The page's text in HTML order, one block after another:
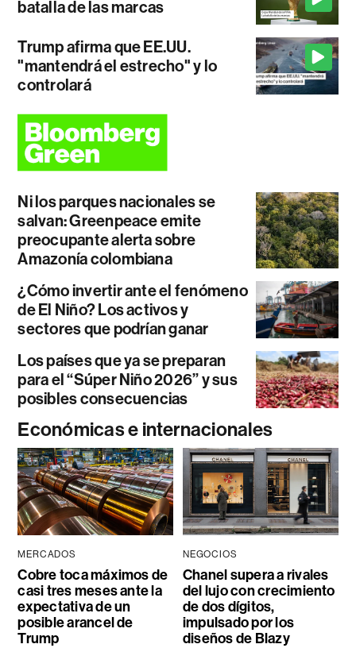
batalla de las marcas
Trump afirma que EE.UU.
"mantendrá el estrecho" y lo
controlará
Ni los parques nacionales se
salvan: Greenpeace emite
preocupante alerta sobre
Amazonía colombiana
¿Cómo invertir ante el fenómeno
de El Niño? Los activos y
sectores que podrían ganar
Los países que ya se preparan
para el “Súper Niño 2026” y sus
posibles consecuencias
Económicas e internacionales
MERCADOS
Cobre toca máximos de
casi tres meses ante la
expectativa de un
posible arancel de
Trump
NEGOCIOS
Chanel supera a rivales
del lujo con crecimiento
de dos dígitos,
impulsado por los
diseños de Blazy